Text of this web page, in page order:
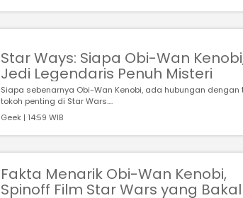
Star Ways: Siapa Obi-Wan
Jedi Legendaris Penuh Misteri
Siapa sebenarnya Obi-Wan Kenobi, ada hubungan dengan
tokoh penting di Star Wars....
Geek | 14:59 WIB
Fakta Menarik Obi-Wan Kenobi,
Spinoff Film Star Wars yang Bakal